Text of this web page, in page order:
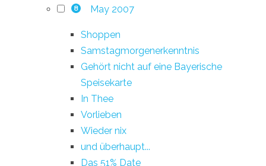
8 May 2007
Shoppen
Samstagmorgenerkenntnis
Gehört nicht auf eine Bayerische
Speisekarte
In Thee
Vorlieben
Wieder nix
und überhaupt...
Das 51% Date